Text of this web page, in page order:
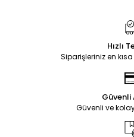
Hızlı
Siparişleriniz en
Güvenli
Güvenli ve